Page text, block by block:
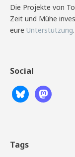
Die Projekte von
Zeit und Mühe
eure Unterstützung.
Social
Tags